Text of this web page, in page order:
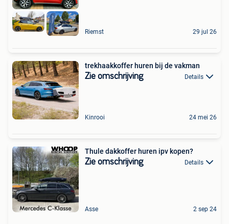
Riemst 29 jul 26
trekhaakkoffer huren bij de vakman
Zie omschrijving Details
Kinrooi 24 mei 26
Thule dakkoffer huren ipv kopen?
Zie omschrijving Details
Asse 2 sep 24